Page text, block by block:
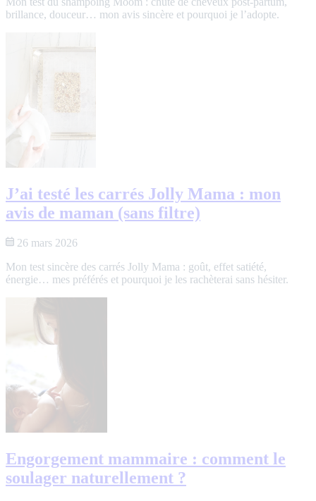
brillance, douceur… mon avis sincère et pourquoi je l’adopte.
J’ai testé les carrés Jolly Mama : mon
avis de maman (sans filtre)
26 mars 2026
Mon test sincère des carrés Jolly Mama : goût, effet satiété,
énergie… mes préférés et pourquoi je les rachèterai sans hésiter.
Engorgement mammaire : comment le
soulager naturellement ?